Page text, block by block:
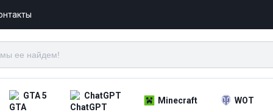
GTA 5 ChatGPT Minecraft WOT